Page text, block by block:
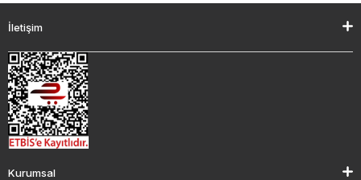
İletişim
Kurumsal